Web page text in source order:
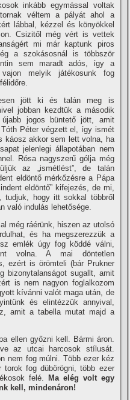
inkább egymással voltak
véltem a pályát ahol a
lábbal, kézzel és könyökkel
Csizitől még vért is vettek
mi már kaptunk piros
a szokásosnál is többször
sem maradt adós, í­gy a
melyik játékosunk fog
jött ki és talán meg is
jobban kezdtük a második
jogos büntető jött, amit
Tóth Péter végzett el, í­gy ismét
káosz akkor sem lett volna, ha
jelenlegi állapotában nem
Rósa nagyszerű gólja még
az „ismétlést”, de talán
eldöntő mérkőzésre a Pápa
eldöntő” kifejezés, de mi,
tudjuk, hogy itt sokkal többről
való indulás lehetősége.
még ráérünk, hiszen az utolsó
és ha megszerezzük a
emlék úgy fog köddé válni,
volna. A mai döntetlen
ezért is örömteli (bár Prukner
bizonytalanságot sugallt, amit
is nem nagyon foglalkozom
kí­vánni valót maga után, de
és elintézzük annyival,
amit a tabella mutat majd a
ellen győzni kell. Bármi áron.
az utcai harcosok stí­lusát.
nem fog múlni. Több ezer kéz
fog dübörögni, több ezer
felé.
Ma elég volt egy
kell, mindenáron!